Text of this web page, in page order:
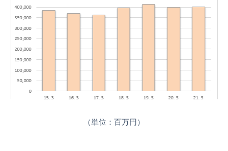
（単位：百万円）